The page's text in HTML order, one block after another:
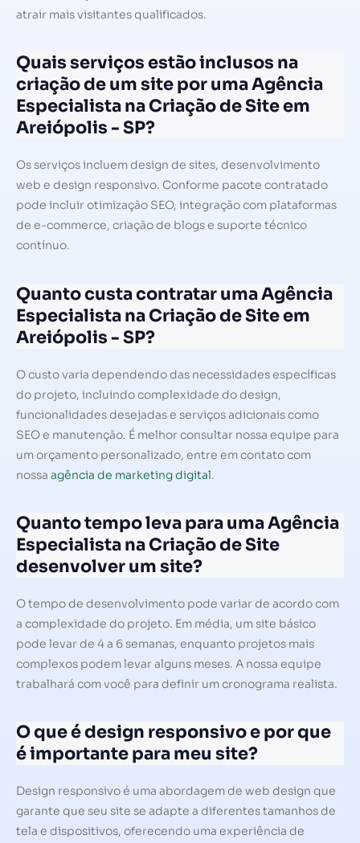
atrair mais visitantes qualificados.
Quais serviços estão inclusos na
criação de um site por uma Agência
Especialista na Criação de Site em
Areiópolis - SP?
Os serviços incluem design de sites, desenvolvimento
web e design responsivo. Conforme pacote contratado
pode incluir otimização SEO, integração com plataformas
de e-commerce, criação de blogs e suporte técnico
contínuo.
Quanto custa contratar uma Agência
Especialista na Criação de Site em
Areiópolis - SP?
O custo varia dependendo das necessidades específicas
do projeto, incluindo complexidade do design,
funcionalidades desejadas e serviços adicionais como
SEO e manutenção. É melhor consultar nossa equipe para
um orçamento personalizado, entre em contato com
nossa agência de marketing digital.
Quanto tempo leva para uma Agência
Especialista na Criação de Site
desenvolver um site?
O tempo de desenvolvimento pode variar de acordo com
a complexidade do projeto. Em média, um site básico
pode levar de 4 a 6 semanas, enquanto projetos mais
complexos podem levar alguns meses. A nossa equipe
trabalhará com você para definir um cronograma realista.
O que é design responsivo e por que
é importante para meu site?
Design responsivo é uma abordagem de web design que
garante que seu site se adapte a diferentes tamanhos de
tela e dispositivos, oferecendo uma experiência de